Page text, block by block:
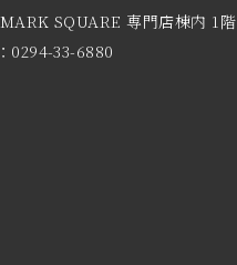
SQUARE 専門店棟内 1階
0294-33-6880